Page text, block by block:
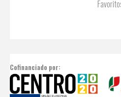
Cofinanciado por: